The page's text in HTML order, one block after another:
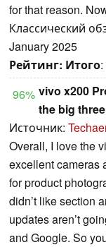
for that reason.
Классический
January 2025
Рейтинг: Итого
96% vivo x200
the big three
Источник:
Overall, I love the
excellent cameras
for product
didn’t like section
updates aren’t
and Google. So